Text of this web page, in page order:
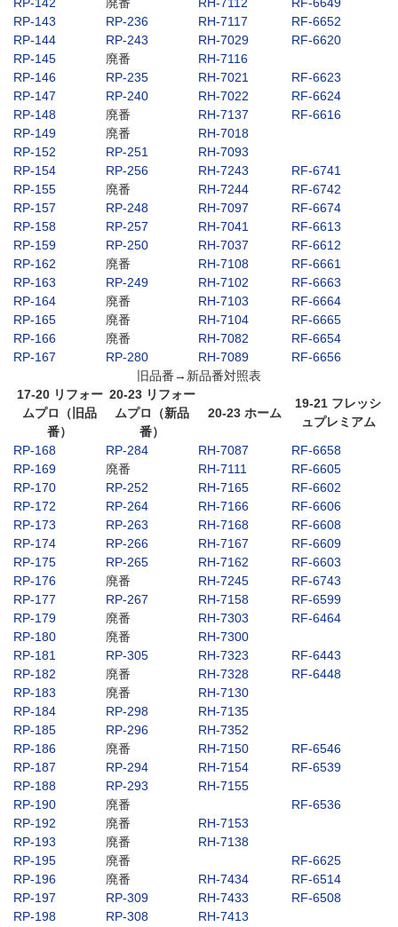
RP-143
RP-236 RH-7117
RF-6652
RP-144
RP-243 RH-7029
RF-6620
RP-145
廃番
RH-7116
RP-146
RP-235 RH-7021
RF-6623
RP-147
RP-240 RH-7022
RF-6624
RP-148
廃番 RH-7137
RF-6616
RP-149
廃番
RH-7018
RP-152
RP-251
RH-7093
RP-154
RP-256 RH-7243
RF-6741
RP-155
廃番 RH-7244
RF-6742
RP-157
RP-248 RH-7097
RF-6674
RP-158
RP-257 RH-7041
RF-6613
RP-159
RP-250 RH-7037
RF-6612
RP-162
廃番 RH-7108
RF-6661
RP-163
RP-249 RH-7102
RF-6663
RP-164
廃番 RH-7103
RF-6664
RP-165
廃番 RH-7104
RF-6665
RP-166
廃番 RH-7082
RF-6654
RP-167
RP-280 RH-7089
RF-6656
旧品番→新品番対照表
17-20 リフォー
ムプロ（旧品
番）
20-23 リフォー
ムプロ（新品
番）
20-23 ホーム
19-21 フレッシ
ュプレミアム
RP-168
RP-284 RH-7087
RF-6658
RP-169
廃番 RH-7111
RF-6605
RP-170
RP-252 RH-7165
RF-6602
RP-172
RP-264 RH-7166
RF-6606
RP-173
RP-263 RH-7168
RF-6608
RP-174
RP-266 RH-7167
RF-6609
RP-175
RP-265 RH-7162
RF-6603
RP-176
廃番 RH-7245
RF-6743
RP-177
RP-267 RH-7158
RF-6599
RP-179
廃番 RH-7303
RF-6464
RP-180
廃番
RH-7300
RP-181
RP-305 RH-7323
RF-6443
RP-182
廃番 RH-7328
RF-6448
RP-183
廃番
RH-7130
RP-184
RP-298
RH-7135
RP-185
RP-296
RH-7352
RP-186
廃番 RH-7150
RF-6546
RP-187
RP-294 RH-7154
RF-6539
RP-188
RP-293
RH-7155
RP-190
廃番
RF-6536
RP-192
廃番
RH-7153
RP-193
廃番
RH-7138
RP-195
廃番
RF-6625
RP-196
廃番 RH-7434
RF-6514
RP-197
RP-309 RH-7433
RF-6508
RP-198
RP-308
RH-7413